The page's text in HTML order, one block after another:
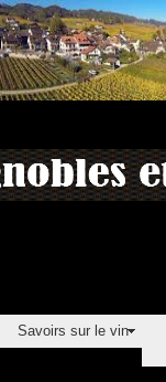
Savoirs sur le vin